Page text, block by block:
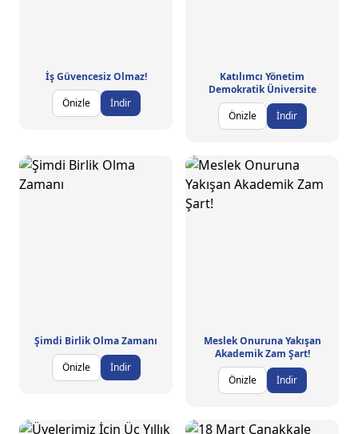
İş Güvencesiz Olmaz!
Önizle
İndir
Katılımcı Yönetim
Demokratik Üniversite
Önizle
İndir
Şimdi Birlik Olma Zamanı
Önizle
İndir
Meslek Onuruna Yakışan
Akademik Zam Şart!
Önizle
İndir